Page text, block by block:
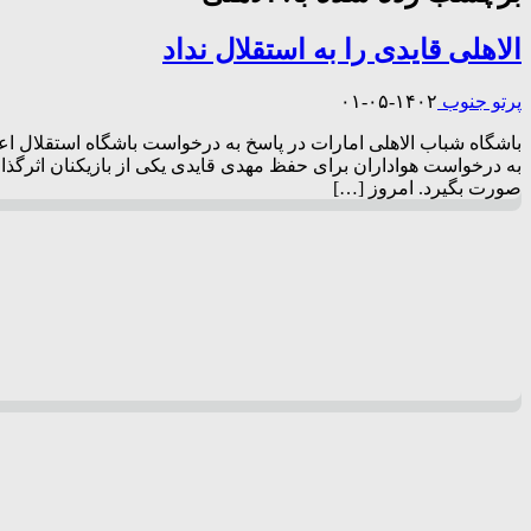
الاهلی قایدی را به استقلال نداد
پرتو جنوب ۱۴۰۲-۰۵-۰۱
باشگاه شباب الاهلی امارات در پاسخ به درخواست باشگاه استقلال
به درخواست هواداران برای حفظ مهدی قایدی یکی از بازیکنان
صورت بگیرد. امروز […]